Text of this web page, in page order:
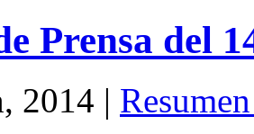
Prensa del
2014 |